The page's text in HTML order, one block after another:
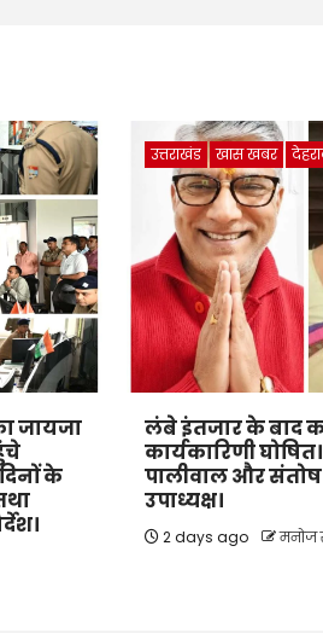
जायजा
के
उत्तराखंड खास खबर
लंबे इंतजार के बाद
कार्यकारिणी
पालीवाल और संतोष
उपाध्यक्ष।
2 days ago मनोज